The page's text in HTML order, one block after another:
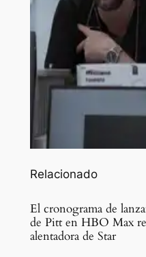
Relacionado
El cronograma de
de Pitt en HBO Max
alentadora de Star